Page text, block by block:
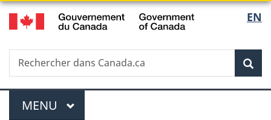
de
la
EN
Recherche
Rechercher
dans
Menu
MENU PRINCIPAL